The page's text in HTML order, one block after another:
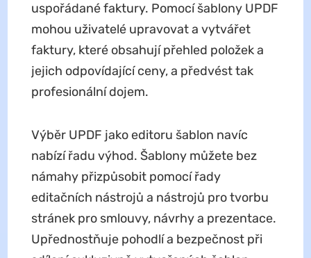
uspořádané faktury. Pomocí šablony UPDF
mohou uživatelé upravovat a vytvářet
faktury, které obsahují přehled položek a
jejich odpovídající ceny, a předvést tak
profesionální dojem.
Výběr UPDF jako editoru šablon navíc
nabízí řadu výhod. Šablony můžete bez
námahy přizpůsobit pomocí řady
editačních nástrojů a nástrojů pro tvorbu
stránek pro smlouvy, návrhy a prezentace.
Upřednostňuje pohodlí a bezpečnost při